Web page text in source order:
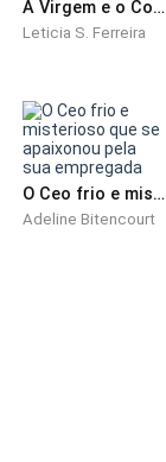
A Virgem e o Cowboy Proibido
Leticia S. Ferreira
O Ceo frio e misterioso que se apaixonou pela sua empregada
Adeline Bitencourt